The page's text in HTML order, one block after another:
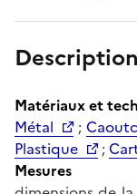
Matériaux et
Métal
;
Plastique
;
Mesures